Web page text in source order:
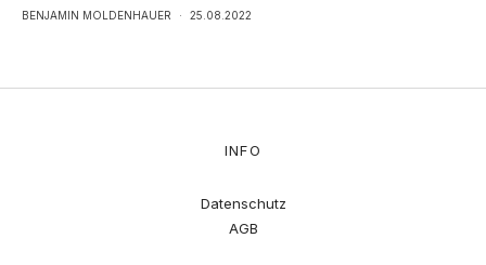
BENJAMIN MOLDENHAUER · 25.08.2022
INFO
Datenschutz
AGB